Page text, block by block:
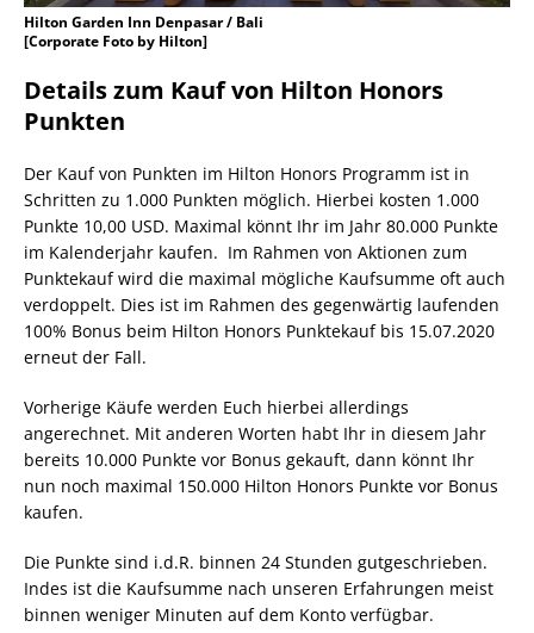
Hilton Garden Inn Denpasar / Bali
[Corporate Foto by Hilton]
Details zum Kauf von Hilton Honors
Punkten
Der Kauf von Punkten im Hilton Honors Programm ist in
Schritten zu 1.000 Punkten möglich. Hierbei kosten 1.000
Punkte 10,00 USD. Maximal könnt Ihr im Jahr 80.000 Punkte
im Kalenderjahr kaufen. Im Rahmen von Aktionen zum
Punktekauf wird die maximal mögliche Kaufsumme oft auch
verdoppelt. Dies ist im Rahmen des gegenwärtig laufenden
100% Bonus beim Hilton Honors Punktekauf bis 15.07.2020
erneut der Fall.
Vorherige Käufe werden Euch hierbei allerdings
angerechnet. Mit anderen Worten habt Ihr in diesem Jahr
bereits 10.000 Punkte vor Bonus gekauft, dann könnt Ihr
nun noch maximal 150.000 Hilton Honors Punkte vor Bonus
kaufen.
Die Punkte sind i.d.R. binnen 24 Stunden gutgeschrieben.
Indes ist die Kaufsumme nach unseren Erfahrungen meist
binnen weniger Minuten auf dem Konto verfügbar.